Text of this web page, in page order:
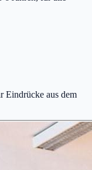
Eindrücke aus dem